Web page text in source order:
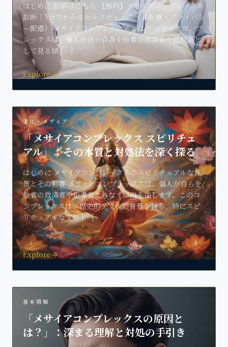
はじめに 診断はこちら 【無料】メサイアコンプレックス
診断｜5分でわかるセルフチェック（非医療・プライバシ
ー配慮） メサイアコンプレックスとは？ メサイアコンプ
レックスは、個人が自分自身を他者の救済者や救世主と
して見る傾 […]
Exploreeast
文化・メディア
「メサイアコンプレックス スピリチュ
アル」：その本質と対処法を深く探る
はじめに メサイアコンプレックスのスピリチュアルな背
景とその影響 メサイアコンプレックスは、個人が自らを
他者の救済者や指導者とみなす傾向を指します。このコ
ンプレックスは、歴史的・文化的背景を持ち、特にスピ
リチュアルな文脈 […]
Exploreeast
基本情報
「メサイアコンプレックスの原因と
は？」：深まる理解と対処の手引き